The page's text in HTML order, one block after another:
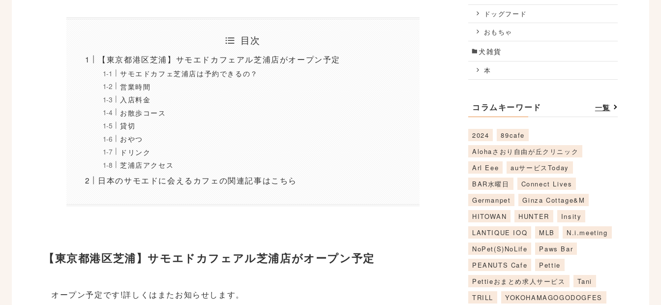
目次
【東京都港区芝浦】サモエドカフェアル芝浦店がオープン予定
サモエドカフェ芝浦店は予約できるの？
営業時間
入店料金
お散歩コース
貸切
おやつ
ドリンク
芝浦店アクセス
日本のサモエドに会えるカフェの関連記事はこちら
【東京都港区芝浦】サモエドカフェアル芝浦店がオープン予定
オープン予定です!詳しくはまたお知らせします。
ドッグフード
おもちゃ
犬雑貨
本
コラムキーワード 一覧
2024
89cafe
Alohaさおり自由が丘クリニック
Arl Eee
auサービスToday
BAR水曜日
Connect Lives
Germanpet
Ginza Cottage&M
HITOWAN
HUNTER
Insity
LANTIQUE IOQ
MLB
N.i.meeting
NoPet(S)NoLife
Paws Bar
PEANUTS Cafe
Pettie
Pettieおまとめ求人サービス
Tani
TRILL
YOKOHAMAGOGODOGFES